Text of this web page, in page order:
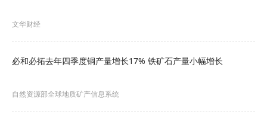
物，深海采矿将如何影响其他类型的海洋生物尚待
观察。不过，仅依靠对结核底栖动物的追踪研究，
即可判定生态系统可能遭受深海采矿带来的巨大破
此项研究是受瑙鲁海洋资源公司（Nauru Ocean
文华财经
必和必拓去年四季度铜产量增长17% 铁矿石产量小幅增长
自然资源部全球地质矿产信息系统